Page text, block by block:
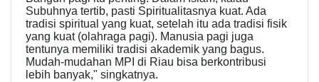
Subuhnya tertib, pasti Spiritualitasnya kuat. Ada
tradisi spiritual yang kuat, setelah itu ada tradisi fisik
yang kuat (olahraga pagi). Manusia pagi juga
tentunya memiliki tradisi akademik yang bagus.
Mudah-mudahan MPI di Riau bisa berkontribusi
lebih banyak," singkatnya.